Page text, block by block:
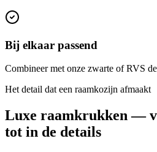
Bij elkaar passend
Combineer met onze zwarte of RVS
Het detail dat een raamkozijn afmaakt
Luxe raamkrukken —
tot in de details